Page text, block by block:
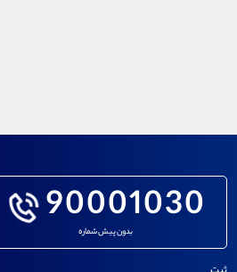
90001030
بدون پیش شماره